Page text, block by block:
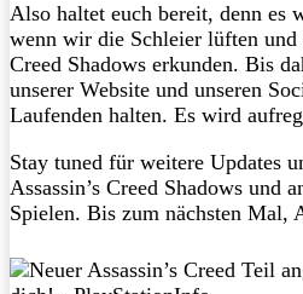
Also haltet euch bereit, denn es
wenn wir die Schleier lüften und
Creed Shadows erkunden. Bis
unserer Website und unseren
Laufenden halten. Es wird
Stay tuned für weitere Updates
Assassin’s Creed Shadows und
Spielen. Bis zum nächsten Mal,